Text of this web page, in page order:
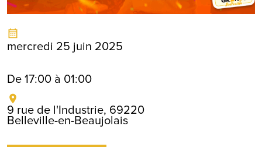
mercredi 25 juin 2025
De 17:00 à 01:00
9 rue de l'Industrie, 69220
Belleville-en-Beaujolais